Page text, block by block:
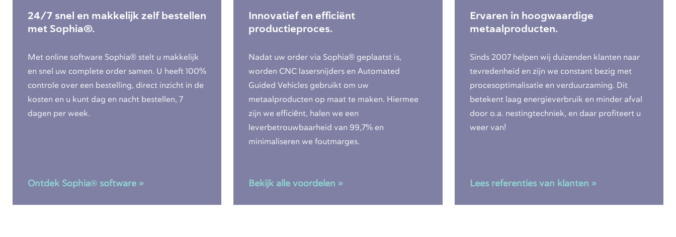
24/7 snel en makkelijk zelf bestellen
met Sophia®.
Met online software Sophia® stelt u makkelijk
en snel uw complete order samen. U heeft 100%
controle over een bestelling, direct inzicht in de
kosten en u kunt dag en nacht bestellen, 7
dagen per week.
Ontdek Sophia® software »
Innovatief en efficiënt
productieproces.
Nadat uw order via Sophia® geplaatst is,
worden CNC lasersnijders en Automated
Guided Vehicles gebruikt om uw
metaalproducten op maat te maken. Hiermee
zijn we efficiënt, halen we een
leverbetrouwbaarheid van 99,7% en
minimaliseren we foutmarges.
Bekijk alle voordelen »
Ervaren in hoogwaardige
metaalproducten.
Sinds 2007 helpen wij duizenden klanten naar
tevredenheid en zijn we constant bezig met
procesoptimalisatie en verduurzaming. Dit
betekent laag energieverbruik en minder afval
door o.a. nestingtechniek, en daar profiteert u
weer van!
Lees referenties van klanten »